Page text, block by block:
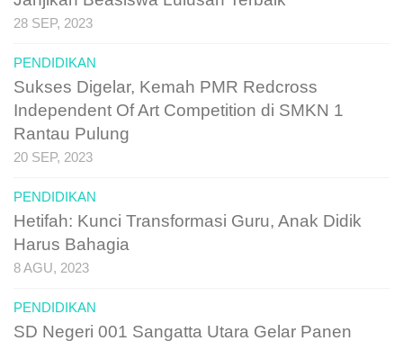
28 SEP, 2023
PENDIDIKAN
Sukses Digelar, Kemah PMR Redcross
Independent Of Art Competition di SMKN 1
Rantau Pulung
20 SEP, 2023
PENDIDIKAN
Hetifah: Kunci Transformasi Guru, Anak Didik
Harus Bahagia
8 AGU, 2023
PENDIDIKAN
SD Negeri 001 Sangatta Utara Gelar Panen